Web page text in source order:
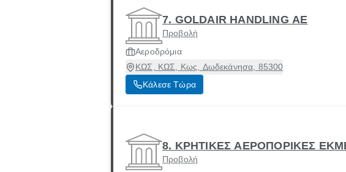
7. GOLDAIR HANDLING ΑΕ
Προβολή
Αεροδρόμια
ΚΩΣ, ΚΩΣ, Κως, Δωδεκάνησα, 85300
Κάλεσε Τώρα
8. ΚΡΗΤΙΚΕΣ ΑΕΡΟΠΟΡΙΚΕΣ
Προβολή